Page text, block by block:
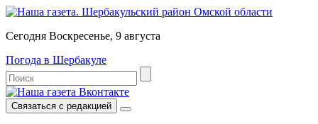
Сегодня Воскресенье, 9 августа
Погода в Шербакуле
Связаться с редакцией